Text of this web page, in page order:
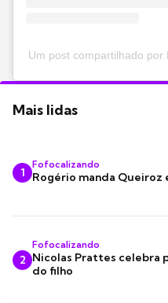
Um post compartilhado
Mais lidas
1
Fofocalizando
Rogério manda Queiroz
2
Fofocalizando
Nicolas Prattes celebra
do filho